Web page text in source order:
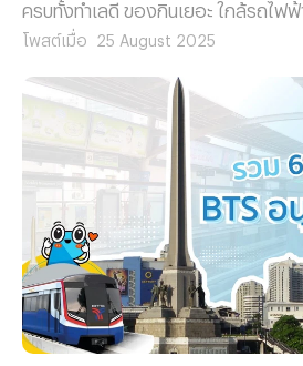
ครบทั้งทำเลดี ของกินเยอะ ใกล้รถไฟฟ้า
นักศึกษา
โพสต์เมื่อ 25 August 2025